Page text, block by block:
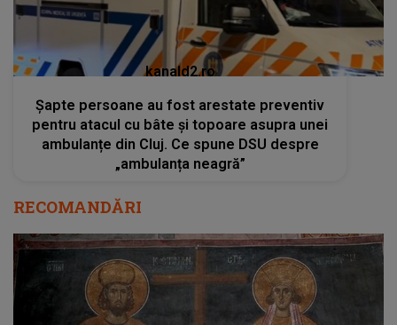
kanald2.ro
Șapte persoane au fost arestate preventiv
pentru atacul cu bâte și topoare asupra unei
ambulanțe din Cluj. Ce spune DSU despre
„ambulanța neagră”
RECOMANDĂRI